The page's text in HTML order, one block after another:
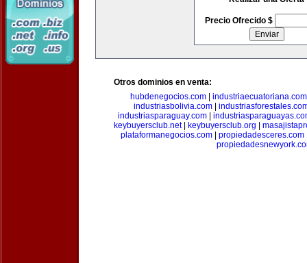
Precio Ofrecido $
Otros dominios en venta:
hubdenegocios.com| industriaecuatoriana.com
industriasbolivia.com|
industriasparaguay.com|
keybuyersclub.net| keybuyersclub.org
plataformanegocios.com
propiedadesceres.com